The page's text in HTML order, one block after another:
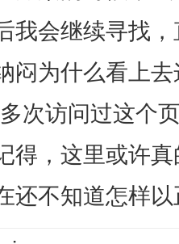
我会继续寻找
闷为什么看上
次访问过这个
得，这里或许
还不知道怎样